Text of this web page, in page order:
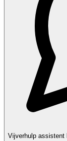
Vijverhulp assistent